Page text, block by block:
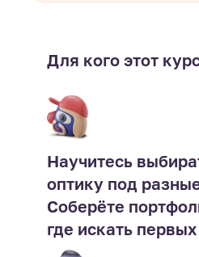
Для кого этот
Научитесь
оптику под
Соберёте
где искать